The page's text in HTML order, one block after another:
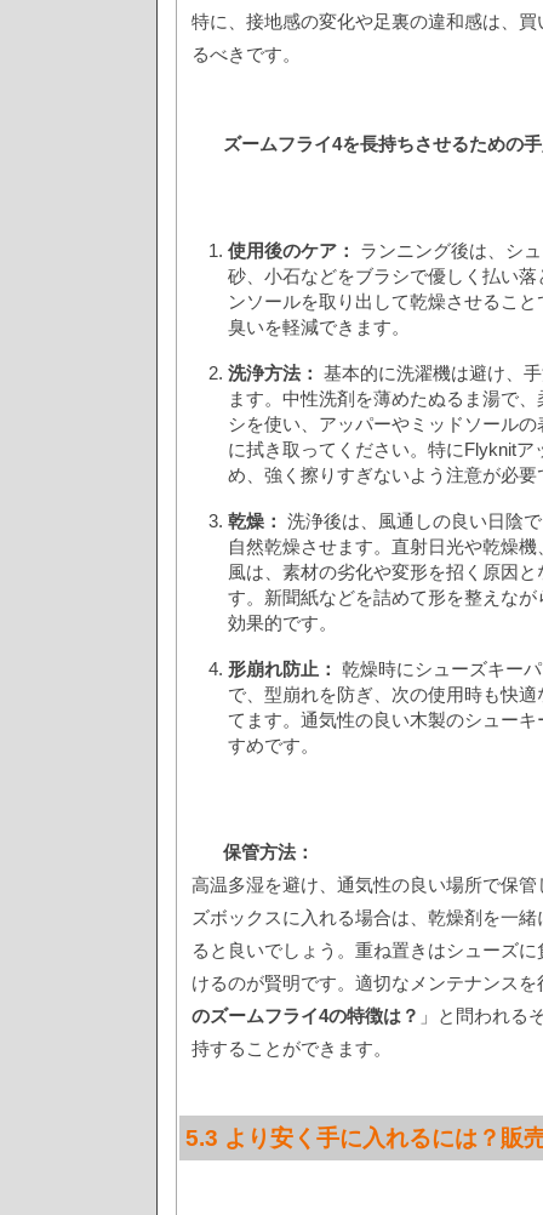
特に、接地感の変化や足裏の違和感は、
るべきです。
ズームフライ4を長持ちさせるための
使用後のケア：
ランニング後は、シ
砂、小石などをブラシで優しく払い
ンソールを取り出して乾燥させるこ
臭いを軽減できます。
洗浄方法： 基本的に洗濯機は避け、
ます。中性洗剤を薄めたぬるま湯で
シを使い、アッパーやミッドソール
に拭き取ってください。特にFlyknitア
め、強く擦りすぎないよう注意が必要
乾燥： 洗浄後は、風通しの良い日陰
自然乾燥させます。直射日光や乾燥
風は、素材の劣化や変形を招く原因
す。新聞紙などを詰めて形を整えな
効果的です。
形崩れ防止： 乾燥時にシューズキー
で、型崩れを防ぎ、次の使用時も快
てます。通気性の良い木製のシュー
すめです。
保管方法：
高温多湿を避け、通気性の良い場所で保
ズボックスに入れる場合は、乾燥剤を一
ると良いでしょう。重ね置きはシューズ
けるのが賢明です。適切なメンテナンス
のズームフライ4の特徴は？ 」と問われる
持することができます。
5.3 より安く手に入れるには？販